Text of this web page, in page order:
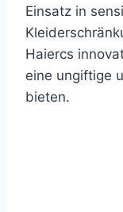
Einsatz in
Haiercs
eine ungiftige
bieten.